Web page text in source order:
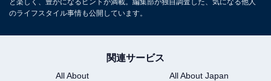
大人1名：1万1000円～
※料金は公式Webサイト参考価格
と楽しく、豊かになるヒントが満載。編集部が独自調査した、気になる他人
のライフスタイル事情も公開しています。
関連サービス
All About
All About Japan